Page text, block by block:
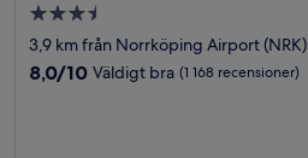
3.5-
stjärnigt
boende
3,9 km från Norrköping Airport (NRK)
8.0
8,0/10 Väldigt bra (1 168 recensioner)